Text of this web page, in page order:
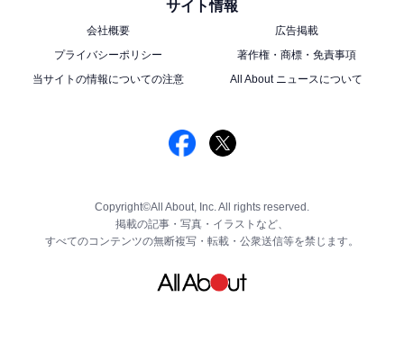
サイト情報
会社概要
広告掲載
プライバシーポリシー
著作権・商標・免責事項
当サイトの情報についての注意
All About ニュースについて
Copyright©All About, Inc. All rights reserved.
掲載の記事・写真・イラストなど、
すべてのコンテンツの無断複写・転載・公衆送信等を禁じます。